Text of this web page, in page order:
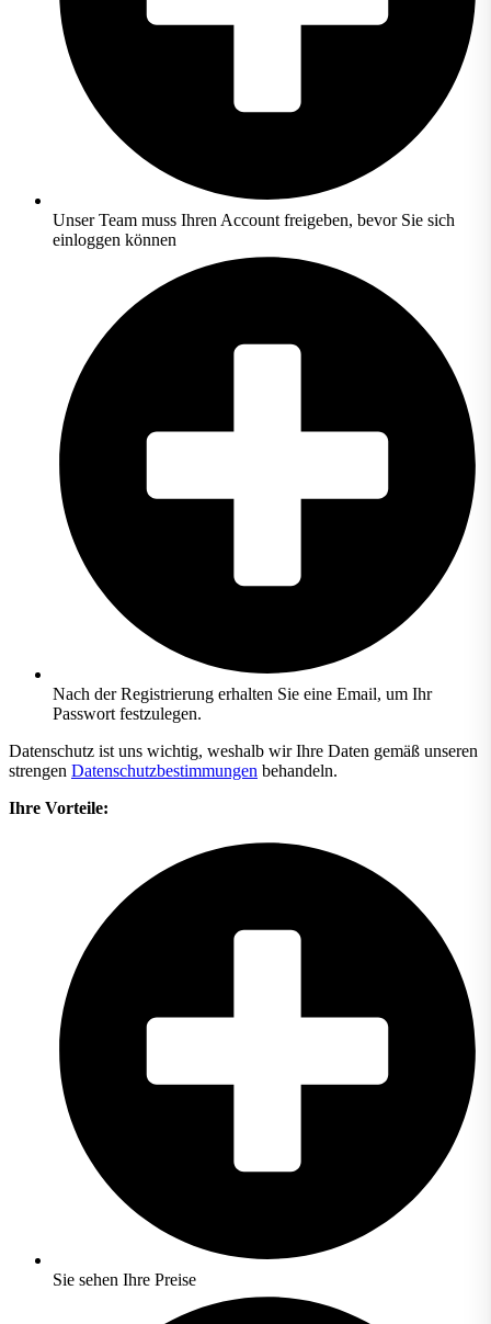
Unser Team muss Ihren Account freigeben, bevor Sie sich
einloggen können
Nach der Registrierung erhalten Sie eine Email, um Ihr
Passwort festzulegen.
Datenschutz ist uns wichtig, weshalb wir Ihre Daten gemäß unseren
strengen Datenschutzbestimmungen behandeln.
Ihre Vorteile:
Sie sehen Ihre Preise